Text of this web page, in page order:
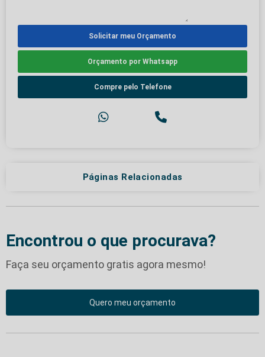
Solicitar meu Orçamento
Orçamento por Whatsapp
Compre pelo Telefone
Páginas Relacionadas
Encontrou o que procurava?
Faça seu orçamento gratis agora mesmo!
Quero meu orçamento